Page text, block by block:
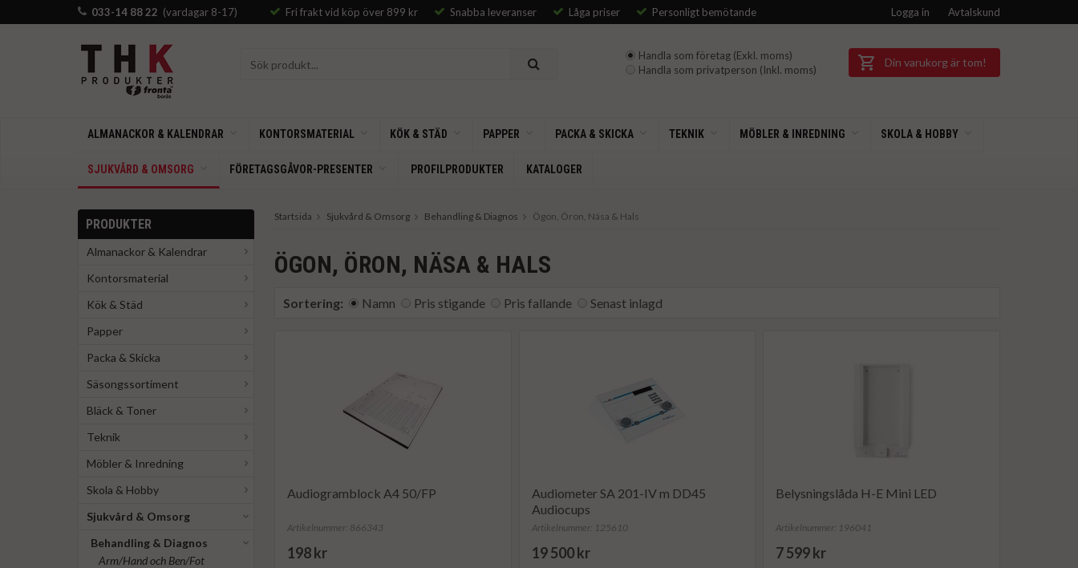
033-14 88 22 (vardagar 8-17) Logga in Avtalskund
Fri frakt vid köp över 899 kr Snabba leveranser Låga priser Personligt bemötande
Handla som företag (Exkl. moms)
Handla som privatperson (Inkl. moms)
Din varukorg är tom!
ALMANACKOR & KALENDRAR KONTORSMATERIAL KÖK & STÄD PAPPER PACKA & SKICKA TEKNIK MÖBLER & INREDNING SKOLA & HOBBY
SJUKVÅRD & OMSORG FÖRETAGSGÅVOR-PRESENTER PROFILPRODUKTER KATALOGER
PRODUKTER
Almanackor & Kalendrar
Kontorsmaterial
Kök & Städ
Papper
Packa & Skicka
Säsongssortiment
Bläck & Toner
Teknik
Möbler & Inredning
Skola & Hobby
Sjukvård & Omsorg
Behandling & Diagnos
Arm/Hand och Ben/Fot
Startsida Sjukvård & Omsorg Behandling & Diagnos Ögon, Öron, Näsa & Hals
ÖGON, ÖRON, NÄSA & HALS
Sortering: Namn Pris stigande Pris fallande Senast inlagd
Audiogramblock A4 50/FP
Artikelnummer: 866343
198 kr
Audiometer SA 201-IV m DD45
Audiocups
Artikelnummer: 125610
19 500 kr
Belysningslåda H-E Mini LED
Artikelnummer: 196041
7 599 kr